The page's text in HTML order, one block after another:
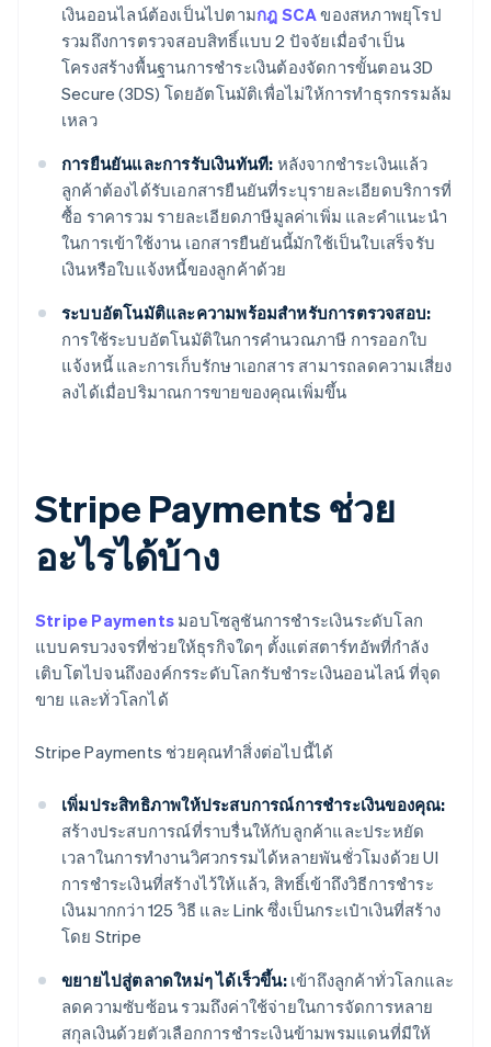
เงินออนไลน์ต้องเป็นไปตามกฎ SCAของสหภาพยุโรป
รวมถึงการตรวจสอบสิทธิ์แบบ 2 ปัจจัยเมื่อจำเป็น
โครงสร้างพื้นฐานการชำระเงินต้องจัดการขั้นตอน 3D
Secure (3DS) โดยอัตโนมัติเพื่อไม่ให้การทำธุรกรรมล้ม
เหลว
การยืนยันและการรับเงินทันที: หลังจากชำระเงินแล้ว
ลูกค้าต้องได้รับเอกสารยืนยันที่ระบุรายละเอียดบริการที่
ซื้อ ราคารวม รายละเอียดภาษีมูลค่าเพิ่ม และคำแนะนำ
ในการเข้าใช้งาน เอกสารยืนยันนี้มักใช้เป็นใบเสร็จรับ
เงินหรือใบแจ้งหนี้ของลูกค้าด้วย
ระบบอัตโนมัติและความพร้อมสำหรับการตรวจสอบ:
การใช้ระบบอัตโนมัติในการคำนวณภาษี การออกใบ
แจ้งหนี้ และการเก็บรักษาเอกสาร สามารถลดความเสี่ยง
ลงได้เมื่อปริมาณการขายของคุณเพิ่มขึ้น
Stripe Payments ช่วย
อะไรได้บ้าง
Stripe Payments มอบโซลูชันการชำระเงินระดับโลก
แบบครบวงจรที่ช่วยให้ธุรกิจใดๆ ตั้งแต่สตาร์ทอัพที่กำลัง
เติบโตไปจนถึงองค์กรระดับโลกรับชำระเงินออนไลน์ ที่จุด
ขาย และทั่วโลกได้
Stripe Payments ช่วยคุณทำสิ่งต่อไปนี้ได้
เพิ่มประสิทธิภาพให้ประสบการณ์การชำระเงินของคุณ:
สร้างประสบการณ์ที่ราบรื่นให้กับลูกค้าและประหยัด
เวลาในการทำงานวิศวกรรมได้หลายพันชั่วโมงด้วย UI
การชำระเงินที่สร้างไว้ให้แล้ว, สิทธิ์เข้าถึงวิธีการชำระ
เงินมากกว่า 125 วิธี และ Link ซึ่งเป็นกระเป๋าเงินที่สร้าง
โดย Stripe
ขยายไปสู่ตลาดใหม่ๆ ได้เร็วขึ้น:เข้าถึงลูกค้าทั่วโลกและ
ลดความซับซ้อน รวมถึงค่าใช้จ่ายในการจัดการหลาย
สกุลเงินด้วยตัวเลือกการชำระเงินข้ามพรมแดนที่มีให้